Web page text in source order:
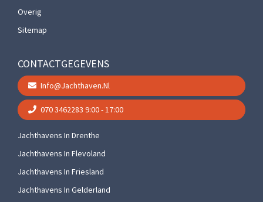
Overig
Sitemap
CONTACTGEGEVENS
Info@jachthaven.nl
070 3462283 9:00 - 17:00
Jachthavens In Drenthe
Jachthavens In Flevoland
Jachthavens In Friesland
Jachthavens In Gelderland